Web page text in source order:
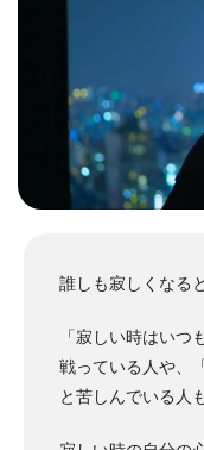
誰しも寂しくなる
「寂しい時はいつ
戦っている人や、
と苦しんでいる人